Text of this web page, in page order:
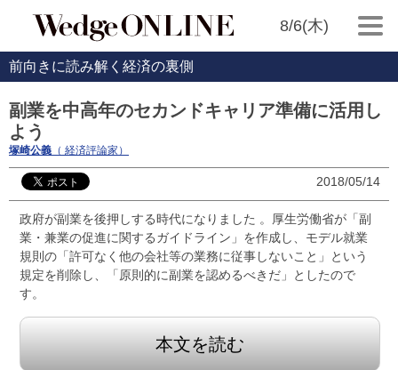
8/6(木)
前向きに読み解く経済の裏側
副業を中高年のセカンドキャリア準備に活用し
よう
塚崎公義 （ 経済評論家）
2018/05/14
政府が副業を後押しする時代になりました 。厚生労働省が「副
業・兼業の促進に関するガイドライン」を作成し、モデル就業
規則の「許可なく他の会社等の業務に従事しないこと」という
規定を削除し、「原則的に副業を認めるべきだ」としたので
す。
本文を読む